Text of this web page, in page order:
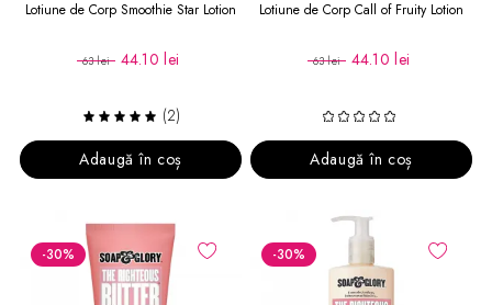
Lotiune de Corp Smoothie Star Lotion
63 lei 44.10 lei
(2)
Adaugă în coș
Lotiune de Corp Call of Fruity Lotion
63 lei 44.10 lei
Adaugă în coș
-30% -30%